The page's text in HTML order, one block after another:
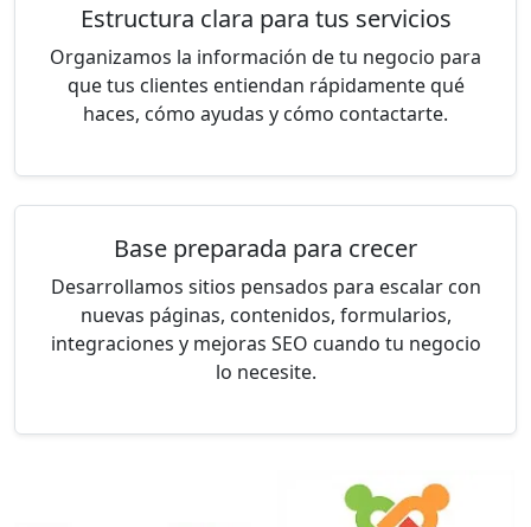
Estructura clara para tus servicios
Organizamos la información de tu negocio para
que tus clientes entiendan rápidamente qué
haces, cómo ayudas y cómo contactarte.
Base preparada para crecer
Desarrollamos sitios pensados para escalar con
nuevas páginas, contenidos, formularios,
integraciones y mejoras SEO cuando tu negocio
lo necesite.